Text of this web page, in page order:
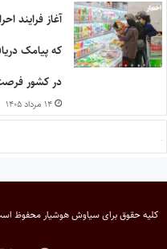
آغاز فرایند
که پیامک
در کشور
۱۴ مرداد ۱۴۰۵
کلیه حقوق برایسیاوش هوشیار محفوظ